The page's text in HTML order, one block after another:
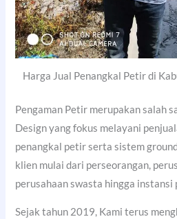
Harga Jual Penangkal Petir di
Pengaman Petir merupakan salah
Design yang fokus melayani
penangkal petir serta sistem
klien mulai dari perseorangan,
perusahaan swasta hingga instansi
Sejak tahun 2019, Kami terus